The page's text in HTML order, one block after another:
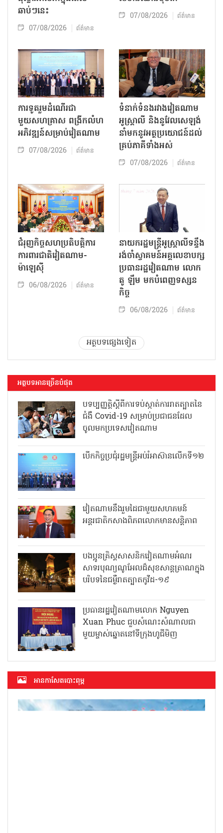
ឆាប់ៗនេះ
07/08/2026 ព័ត៌មាន
07/08/2026 ព័ត៌មាន
ការទូតរួមដំណើរជា
មួយសហគ្រាស ពង្រីកលំហ
អភិវឌ្ឍន៍សម្រាប់វៀតណាម
07/08/2026 ព័ត៌មាន
ទំនាក់ទំនងរវាងវៀតណាម
អូស្ត្រាលី និងនូវែលសេឡង់
នាំមកនូវអត្ថប្រយោជន៍ដល់
គ្រប់ភាគីទាំងអស់
07/08/2026 ព័ត៌មាន
ជំរុញកិច្ចសហប្រតិបត្តិការ
ការពារជាតិវៀតណាម-
ម៉ាឡេស៊ី
06/08/2026 ព័ត៌មាន
នាយករដ្ឋមន្ត្រីអូស្ត្រាលីទន្ទឹង
រង់ចាំស្វាគមន៍អគ្គលេខាបក្ស
ប្រធានរដ្ឋវៀតណាម លោក
តូ ឡឹម មកបំពេញទស្សន
កិច្ច
06/08/2026 ព័ត៌មាន
អត្ថបទផ្សេងទៀត
អត្ថបទអានច្រើនបំផុត
បទប្បញ្ញត្តិស្តីពីការទប់ស្កាត់ការរាតត្បាតនៃ
ជំងឺ Covid-19 សម្រាប់ប្រជាជនដែល
ចូលមកប្រទេសវៀតណាម
បើកកិច្ចប្រជុំរដ្ឋមន្ត្រីអប់រំអាស៊ានលើកទី១២
វៀតណាមនឹងរួមដៃជាមួយសហគមន៍
អន្តរជាតិកសាងពិភពលោកមានសន្តិភាព
បងប្អូនគ្រិស្តសាសនិកវៀតណាមអំណរ
សាទរបុណ្យណូអែលដ៏សុខសាន្តត្រាណក្នុង
បរិបទនៃជម្ងឺរាតត្បាតកូវីដ-១៩
ប្រធានរដ្ឋវៀតណាមលោក Nguyen
Xuan Phuc ជួបសំណេះសំណាលជា
មួយម្ចាស់ឆ្នោតនៅទីក្រុងហូជីមិញ
អាន​កាសែត​បោះពុម្ភ